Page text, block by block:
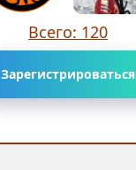
Всего: 120
Зарегистрироваться